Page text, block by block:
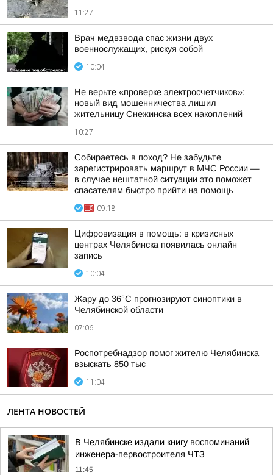
11:27
Врач медвзвода спас жизни двух
военнослужащих, рискуя собой
10:04
Не верьте «проверке электросчетчиков»:
новый вид мошенничества лишил
жительницу Снежинска всех накоплений
10:27
Собираетесь в поход? Не забудьте
зарегистрировать маршрут в МЧС России —
в случае нештатной ситуации это поможет
спасателям быстро прийти на помощь
09:18
Цифровизация в помощь: в кризисных
центрах Челябинска появилась онлайн
запись
10:04
Жару до 36°С прогнозируют синоптики в
Челябинской области
07:06
Роспотребнадзор помог жителю Челябинска
взыскать 850 тыс
11:04
ЛЕНТА НОВОСТЕЙ
В Челябинске издали книгу воспоминаний
инженера-первостроителя ЧТЗ
11:45